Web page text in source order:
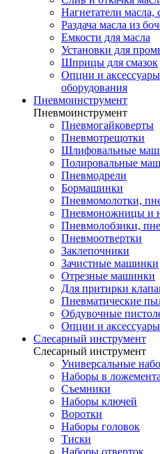
Нагнетатели масла,
Раздача масла из
Емкости для масла
Установки для
Шприцы для смазок
Опции и
оборудования
Пневмоинструмент
Пневмоинструмент
Пневмогайковерты
Пневмотрещотки
Шлифовальные
Полировальные
Пневмодрели
Бормашинки
Пневмомолотки,
Пневмоножницы и
Пневмолобзики,
Пневмоотвертки
Заклепочники
Зачистные машинки
Отрезные машинки
Для притирки
Пневматические
Обдувочные
Опции и аксессуары
Слесарный инструмент
Слесарный инструмент
Универсальные
Наборы в
Съемники
Наборы ключей
Воротки
Наборы головок
Тиски
Наборы отверток